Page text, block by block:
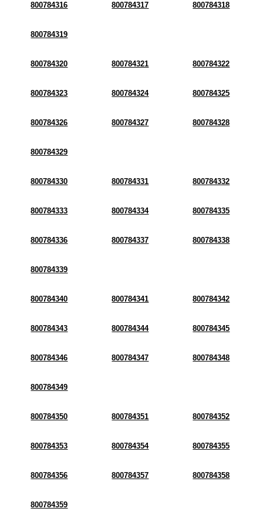
800784316 800784317 800784318
800784319
800784320 800784321 800784322
800784323 800784324 800784325
800784326 800784327 800784328
800784329
800784330 800784331 800784332
800784333 800784334 800784335
800784336 800784337 800784338
800784339
800784340 800784341 800784342
800784343 800784344 800784345
800784346 800784347 800784348
800784349
800784350 800784351 800784352
800784353 800784354 800784355
800784356 800784357 800784358
800784359